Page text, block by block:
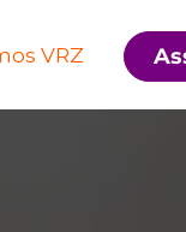
VRZ